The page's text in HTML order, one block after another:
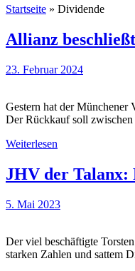
Startseite » Dividende
Allianz
23. Februar 2024
Gestern hat der Münchener
Der Rückkauf soll
Weiterlesen
JHV der Talanx:
5. Mai 2023
Der viel beschäftigte
starken Zahlen und sattem